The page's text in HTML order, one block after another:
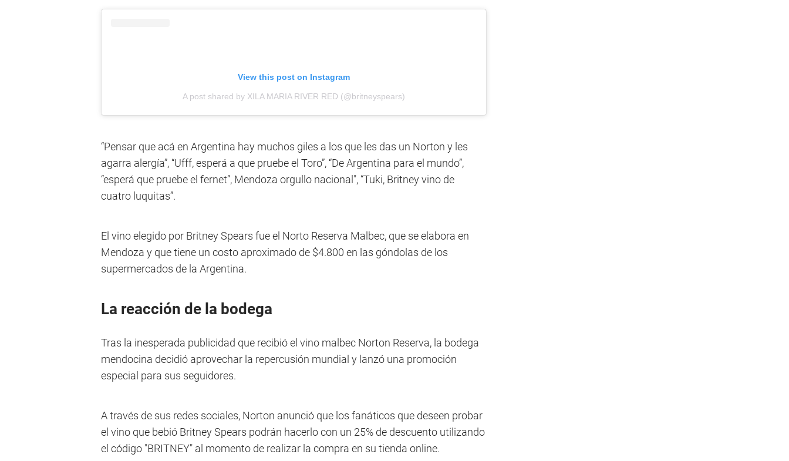
View this post on Instagram
A post shared by XILA MARIA RIVER RED (@britneyspears)
“Pensar que acá en Argentina hay muchos giles a los que les das un Norton y les
agarra alergía”, “Ufff, esperá a que pruebe el Toro”, “De Argentina para el mundo”,
“esperá que pruebe el fernet”, Mendoza orgullo nacional", “Tuki, Britney vino de
cuatro luquitas”.
El vino elegido por Britney Spears fue el Norto Reserva Malbec, que se elabora en
Mendoza y que tiene un costo aproximado de $4.800 en las góndolas de los
supermercados de la Argentina.
La reacción de la bodega
Tras la inesperada publicidad que recibió el vino malbec Norton Reserva, la bodega
mendocina decidió aprovechar la repercusión mundial y lanzó una promoción
especial para sus seguidores.
A través de sus redes sociales, Norton anunció que los fanáticos que deseen probar
el vino que bebió Britney Spears podrán hacerlo con un 25% de descuento utilizando
el código "BRITNEY" al momento de realizar la compra en su tienda online.